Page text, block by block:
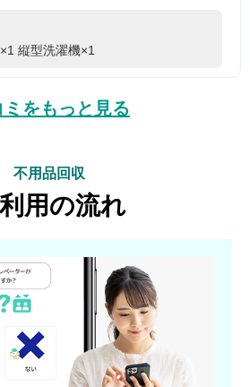
縦型洗濯機×1
ミをもっと見る
不用品回収
用の流れ